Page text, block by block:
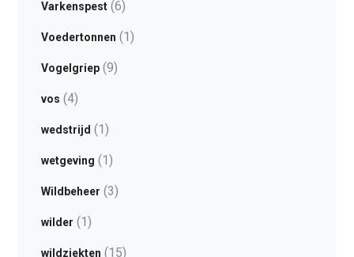
Varkenspest(6)
Voedertonnen (1)
Vogelgriep(9)
vos (4)
wedstrijd (1)
wetgeving (1)
Wildbeheer (3)
wilder (1)
wildziekten (15)